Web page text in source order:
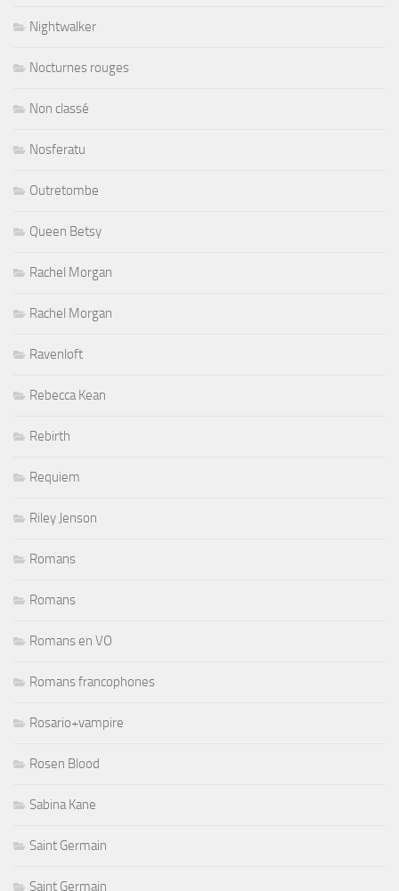
Nightwalker
Nocturnes rouges
Non classé
Nosferatu
Outretombe
Queen Betsy
Rachel Morgan
Rachel Morgan
Ravenloft
Rebecca Kean
Rebirth
Requiem
Riley Jenson
Romans
Romans
Romans en VO
Romans francophones
Rosario+vampire
Rosen Blood
Sabina Kane
Saint Germain
Saint Germain